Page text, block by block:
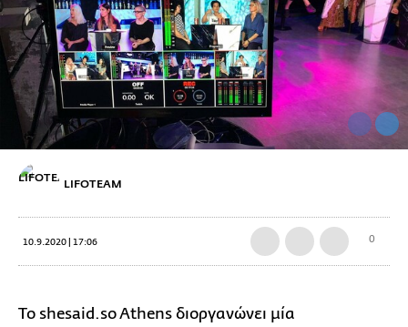
LIFOTEAM
10.9.2020 | 17:06 0
Το shesaid.so Athens διοργανώνει μία